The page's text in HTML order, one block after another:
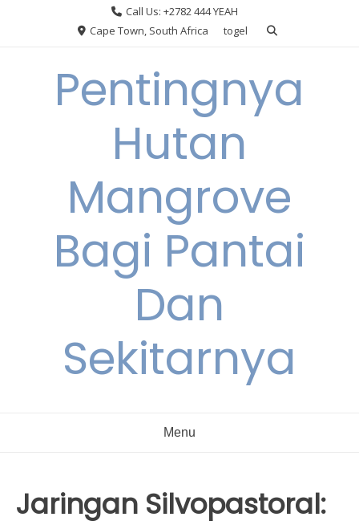
Call Us: +2782 444 YEAH
Cape Town, South Africa
togel
Pentingnya
Hutan
Mangrove
Bagi Pantai
Dan
Sekitarnya
Menu
Jaringan Silvopastoral: